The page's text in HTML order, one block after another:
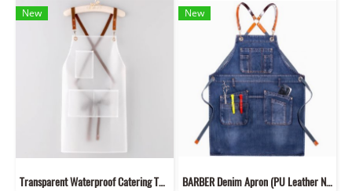
New
Transparent Waterproof Catering TPU.Apron
New
BARBER Denim Apron (PU Leather Neck Strap)